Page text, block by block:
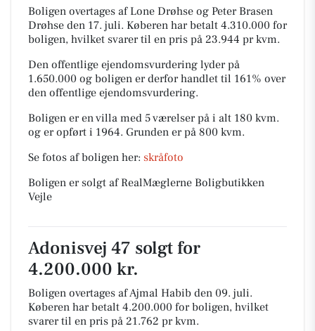
Boligen overtages af Lone Drøhse og Peter Brasen
Drøhse den 17. juli. Køberen har betalt 4.310.000 for
boligen, hvilket svarer til en pris på 23.944 pr kvm.
Den offentlige ejendomsvurdering lyder på
1.650.000 og boligen er derfor handlet til 161% over
den offentlige ejendomsvurdering.
Boligen er en villa med 5 værelser på i alt 180 kvm.
og er opført i 1964. Grunden er på 800 kvm.
Se fotos af boligen her: skråfoto
Boligen er solgt af RealMæglerne Boligbutikken
Vejle
Adonisvej 47 solgt for
4.200.000 kr.
Boligen overtages af Ajmal Habib den 09. juli.
Køberen har betalt 4.200.000 for boligen, hvilket
svarer til en pris på 21.762 pr kvm.